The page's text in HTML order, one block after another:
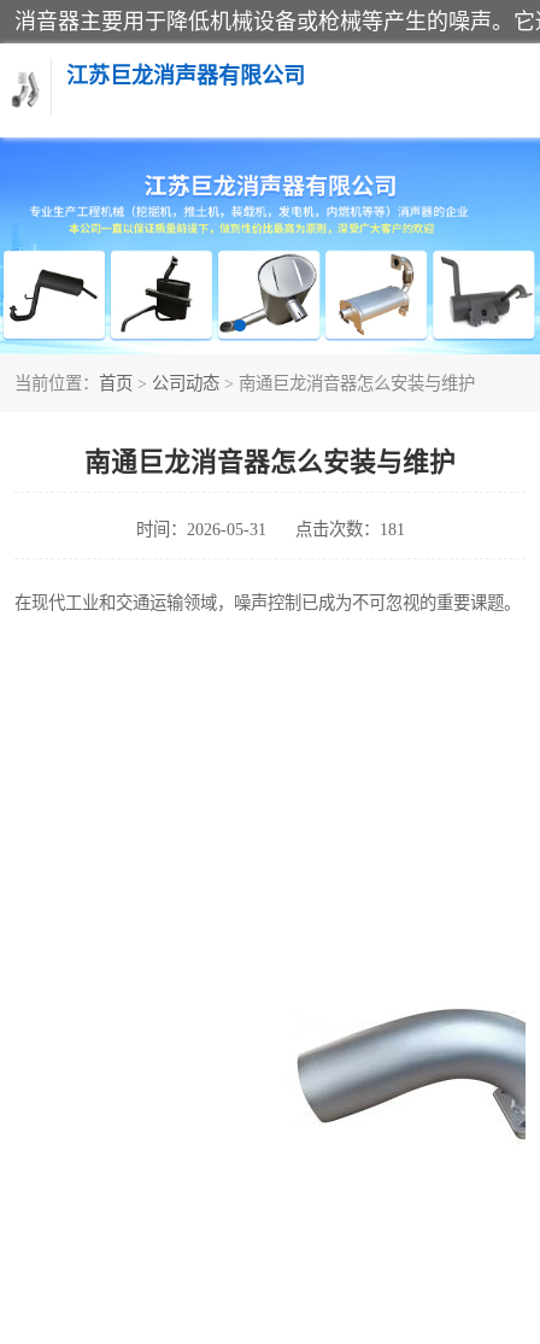
江苏巨龙消声器有限公司
当前位置： 首页 > 公司动态 > 南通巨龙消音器怎么安装与维护
南通巨龙消音器怎么安装与维护
时间：2026-05-31 点击次数：181
在现代工业和交通运输领域，噪声控制已成为不可忽视的重要课题。
消声器